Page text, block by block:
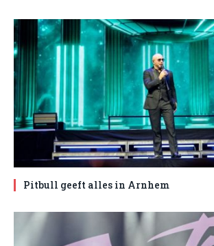
Pitbull geeft alles in Arnhem